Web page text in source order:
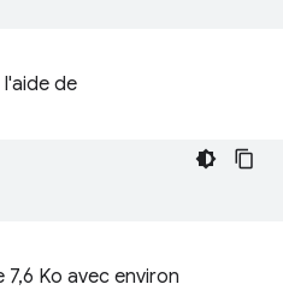
de
Ko avec environ